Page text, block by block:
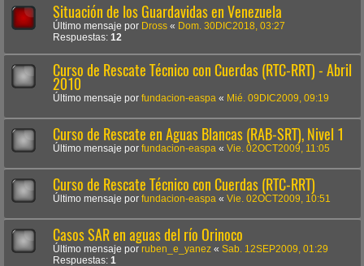
Situación de los Guardavidas en Venezuela
Último mensaje por Dross « Dom. 30DIC2018, 03:27
Respuestas: 12
Curso de Rescate Técnico con Cuerdas (RTC-RRT) - Abril
2010
Último mensaje por fundacion-easpa « Mié. 09DIC2009, 09:19
Curso de Rescate en Aguas Blancas (RAB-SRT), Nivel 1
Último mensaje por fundacion-easpa « Vie. 02OCT2009, 11:05
Curso de Rescate Técnico con Cuerdas (RTC-RRT)
Último mensaje por fundacion-easpa « Vie. 02OCT2009, 10:51
Casos SAR en aguas del río Orinoco
Último mensaje por ruben_e_yanez « Sab. 12SEP2009, 01:29
Respuestas: 1